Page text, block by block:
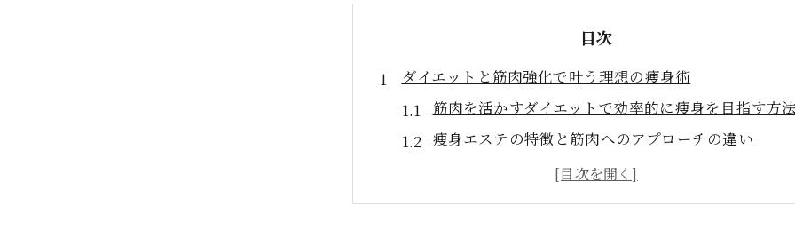
目次
ダイエットと筋肉強化で叶う理想の痩身術
筋肉を活かすダイエットで効率的に痩身を目指す方
痩身エステの特徴と筋肉へのアプローチの違い
理想の痩身はダイエットと筋肉強化が鍵となる理由
千葉県で注目のダイエット・筋肉痩身サロンの選び